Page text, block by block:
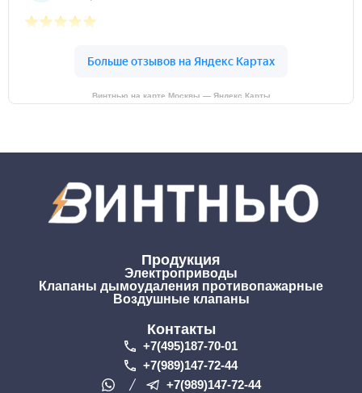
Винтнью на карте Москвы — Яндекс Карты
Продукция
Электроприводы
Клапаны дымоудаления противопажарные
Воздушные клапаны
Контакты
+7(495)187-70-01
+7(989)147-72-44
+7(989)147-72-44